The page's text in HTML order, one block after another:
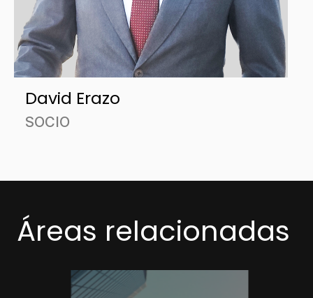
David Erazo
SOCIO
Áreas relacionadas